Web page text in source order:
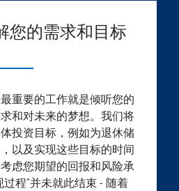
您的需求和目标
重要的工作就是倾听您的
和对未来的梦想。我们将
投资目标，例如为退休储
以及实现这些目标的时间
虑您期望的回报和风险承
过程”并未就此结束 - 随着